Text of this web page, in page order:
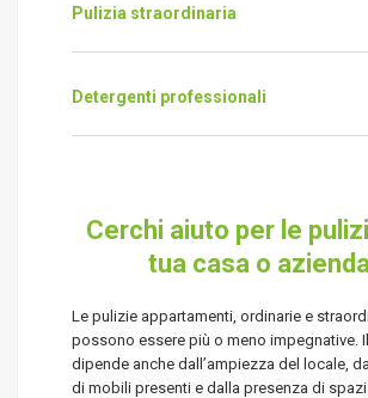
Pulizia straordinaria
Detergenti professionali
Cerchi aiuto per le
tua casa o
Le pulizie appartamenti, ordinarie e
possono essere più o meno impegnative.
dipende anche dall’ampiezza del locale,
di mobili presenti e dalla presenza di